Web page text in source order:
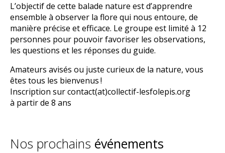
L’objectif de cette balade nature est d’apprendre
ensemble à observer la flore qui nous entoure, de
manière précise et efficace. Le groupe est limité à 12
personnes pour pouvoir favoriser les observations,
les questions et les réponses du guide.
Amateurs avisés ou juste curieux de la nature, vous
êtes tous les bienvenus !
Inscription sur contact(at)collectif-lesfolepis.org
à partir de 8 ans
Nos prochains événements